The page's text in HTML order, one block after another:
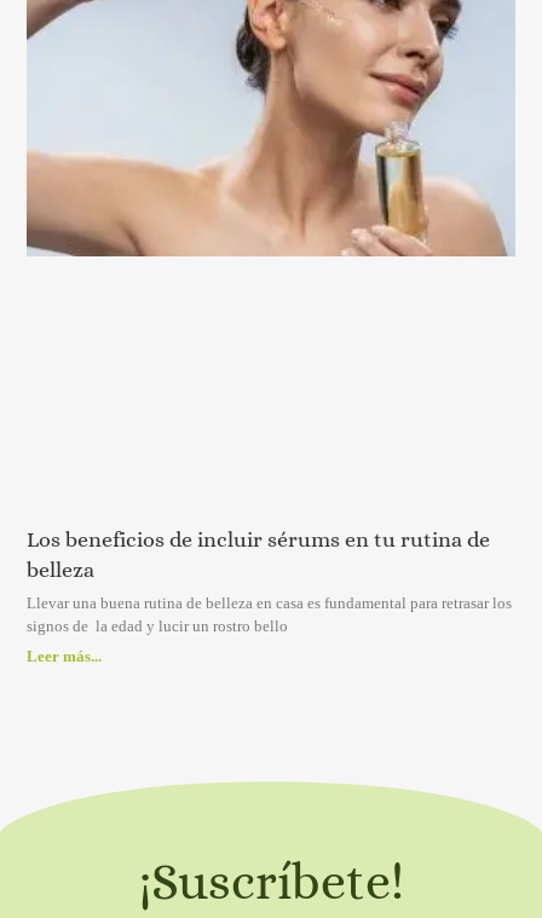
Los beneficios de incluir sérums en tu rutina de
belleza
Llevar una buena rutina de belleza en casa es fundamental para retrasar los
signos de la edad y lucir un rostro bello
Leer más...
¡Suscríbete!